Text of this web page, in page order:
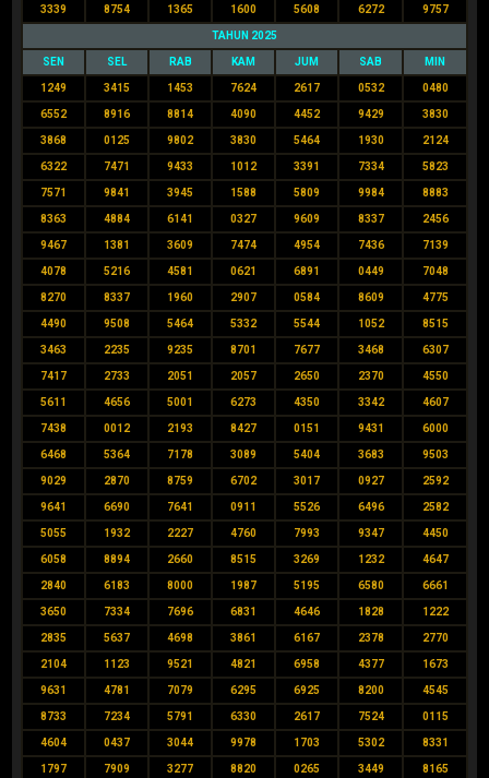
3339 8754 1365 1600 5608 6272 9757
TAHUN 2025
SEN SEL RAB KAM JUM SAB MIN
1249 3415 1453 7624 2617 0532 0480
6552 8916 8814 4090 4452 9429 3830
3868 0125 9802 3830 5464 1930 2124
6322 7471 9433 1012 3391 7334 5823
7571 9841 3945 1588 5809 9984 8883
8363 4884 6141 0327 9609 8337 2456
9467 1381 3609 7474 4954 7436 7139
4078 5216 4581 0621 6891 0449 7048
8270 8337 1960 2907 0584 8609 4775
4490 9508 5464 5332 5544 1052 8515
3463 2235 9235 8701 7677 3468 6307
7417 2733 2051 2057 2650 2370 4550
5611 4656 5001 6273 4350 3342 4607
7438 0012 2193 8427 0151 9431 6000
6468 5364 7178 3089 5404 3683 9503
9029 2870 8759 6702 3017 0927 2592
9641 6690 7641 0911 5526 6496 2582
5055 1932 2227 4760 7993 9347 4450
6058 8894 2660 8515 3269 1232 4647
2840 6183 8000 1987 5195 6580 6661
3650 7334 7696 6831 4646 1828 1222
2835 5637 4698 3861 6167 2378 2770
2104 1123 9521 4821 6958 4377 1673
9631 4781 7079 6295 6925 8200 4545
8733 7234 5791 6330 2617 7524 0115
4604 0437 3044 9978 1703 5302 8331
1797 7909 3277 8820 0265 3449 8165